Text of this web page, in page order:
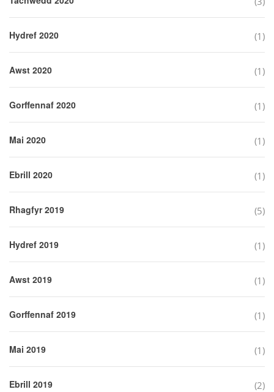
Hydref 2020 (1)
Awst 2020 (1)
Gorffennaf 2020 (1)
Mai 2020 (1)
Ebrill 2020 (1)
Rhagfyr 2019 (5)
Hydref 2019 (1)
Awst 2019 (1)
Gorffennaf 2019 (1)
Mai 2019 (1)
Ebrill 2019 (2)